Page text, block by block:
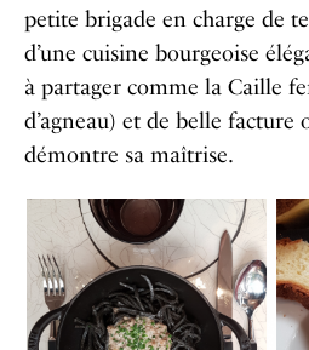
petite brigade en charge de
d’une cuisine bourgeoise
à partager comme la Caille
d’agneau) et de belle facture
démontre sa maîtrise.